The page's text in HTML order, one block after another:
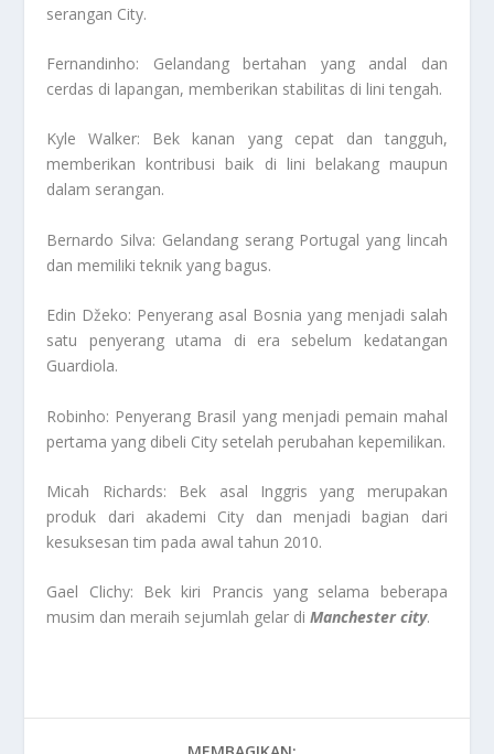
serangan City.
Fernandinho: Gelandang bertahan yang andal dan
cerdas di lapangan, memberikan stabilitas di lini tengah.
Kyle Walker: Bek kanan yang cepat dan tangguh,
memberikan kontribusi baik di lini belakang maupun
dalam serangan.
Bernardo Silva: Gelandang serang Portugal yang lincah
dan memiliki teknik yang bagus.
Edin Džeko: Penyerang asal Bosnia yang menjadi salah
satu penyerang utama di era sebelum kedatangan
Guardiola.
Robinho: Penyerang Brasil yang menjadi pemain mahal
pertama yang dibeli City setelah perubahan kepemilikan.
Micah Richards: Bek asal Inggris yang merupakan
produk dari akademi City dan menjadi bagian dari
kesuksesan tim pada awal tahun 2010.
Gael Clichy: Bek kiri Prancis yang selama beberapa
musim dan meraih sejumlah gelar diManchester city.